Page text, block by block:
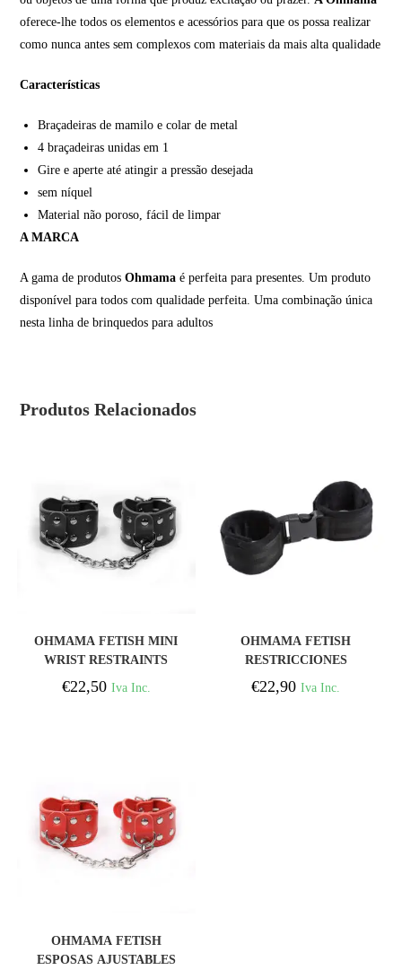
oferece-lhe todos os elementos e acessórios para que os possa realizar
como nunca antes sem complexos com materiais da mais alta qualidade
Características
Braçadeiras de mamilo e colar de metal
4 braçadeiras unidas em 1
Gire e aperte até atingir a pressão desejada
sem níquel
Material não poroso, fácil de limpar
A MARCA
A gama de produtosOhmama é perfeita para presentes. Um produto
disponível para todos com qualidade perfeita. Uma combinação única
nesta linha de brinquedos para adultos
Produtos Relacionados
OHMAMA FETISH MINI
WRIST RESTRAINTS
€22,50 Iva Inc.
OHMAMA FETISH
RESTRICCIONES
MUÑECA CON BROCHE
€22,90 Iva Inc.
OHMAMA FETISH
ESPOSAS AJUSTABLES